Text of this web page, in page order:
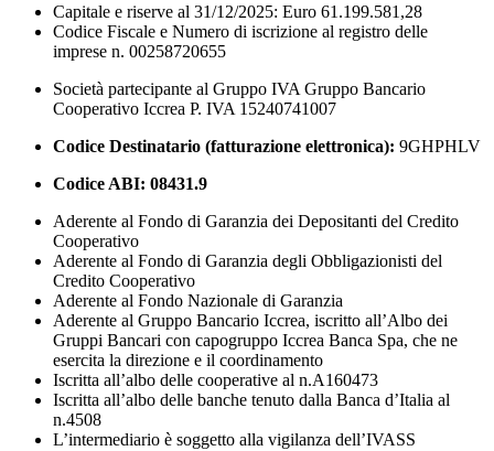
Capitale e riserve al 31/12/2025: Euro 61.199.581,28
Codice Fiscale e Numero di iscrizione al registro delle
imprese n. 00258720655
Società partecipante al Gruppo IVA Gruppo Bancario
Cooperativo Iccrea P. IVA 15240741007
Codice Destinatario (fatturazione elettronica): 9GHPHLV
Codice ABI: 08431.9
Aderente al Fondo di Garanzia dei Depositanti del Credito
Cooperativo
Aderente al Fondo di Garanzia degli Obbligazionisti del
Credito Cooperativo
Aderente al Fondo Nazionale di Garanzia
Aderente al Gruppo Bancario Iccrea, iscritto all’Albo dei
Gruppi Bancari con capogruppo Iccrea Banca Spa, che ne
esercita la direzione e il coordinamento
Iscritta all’albo delle cooperative al n.A160473
Iscritta all’albo delle banche tenuto dalla Banca d’Italia al
n.4508
L’intermediario è soggetto alla vigilanza dell’IVASS